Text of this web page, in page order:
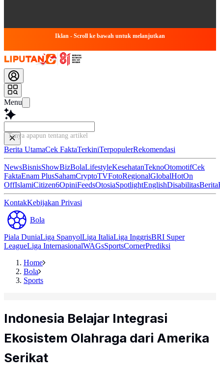
Iklan - Scroll ke bawah untuk melanjutkan
Menu
Tanya apapun tentang artikel ini...
Berita UtamaCek FaktaTerkiniTerpopulerRekomendasi
NewsBisnisShowBizBolaLifestyleKesehatanTeknoOtomotifCek
FaktaEnam PlusSahamCryptoTVFotoRegionalGlobalHotOn
OffIslamiCitizen6OpiniFeedsOtosiaSpotlightEnglishDisabilitasBerita
KontakKebijakan Privasi
Bola
Piala DuniaLiga SpanyolLiga ItaliaLiga InggrisBRI Super
LeagueLiga InternasionalWAGsSportsCornerPrediksi
Home
Bola
Sports
Indonesia Belajar Integrasi
Ekosistem Olahraga dari Amerika
Serikat